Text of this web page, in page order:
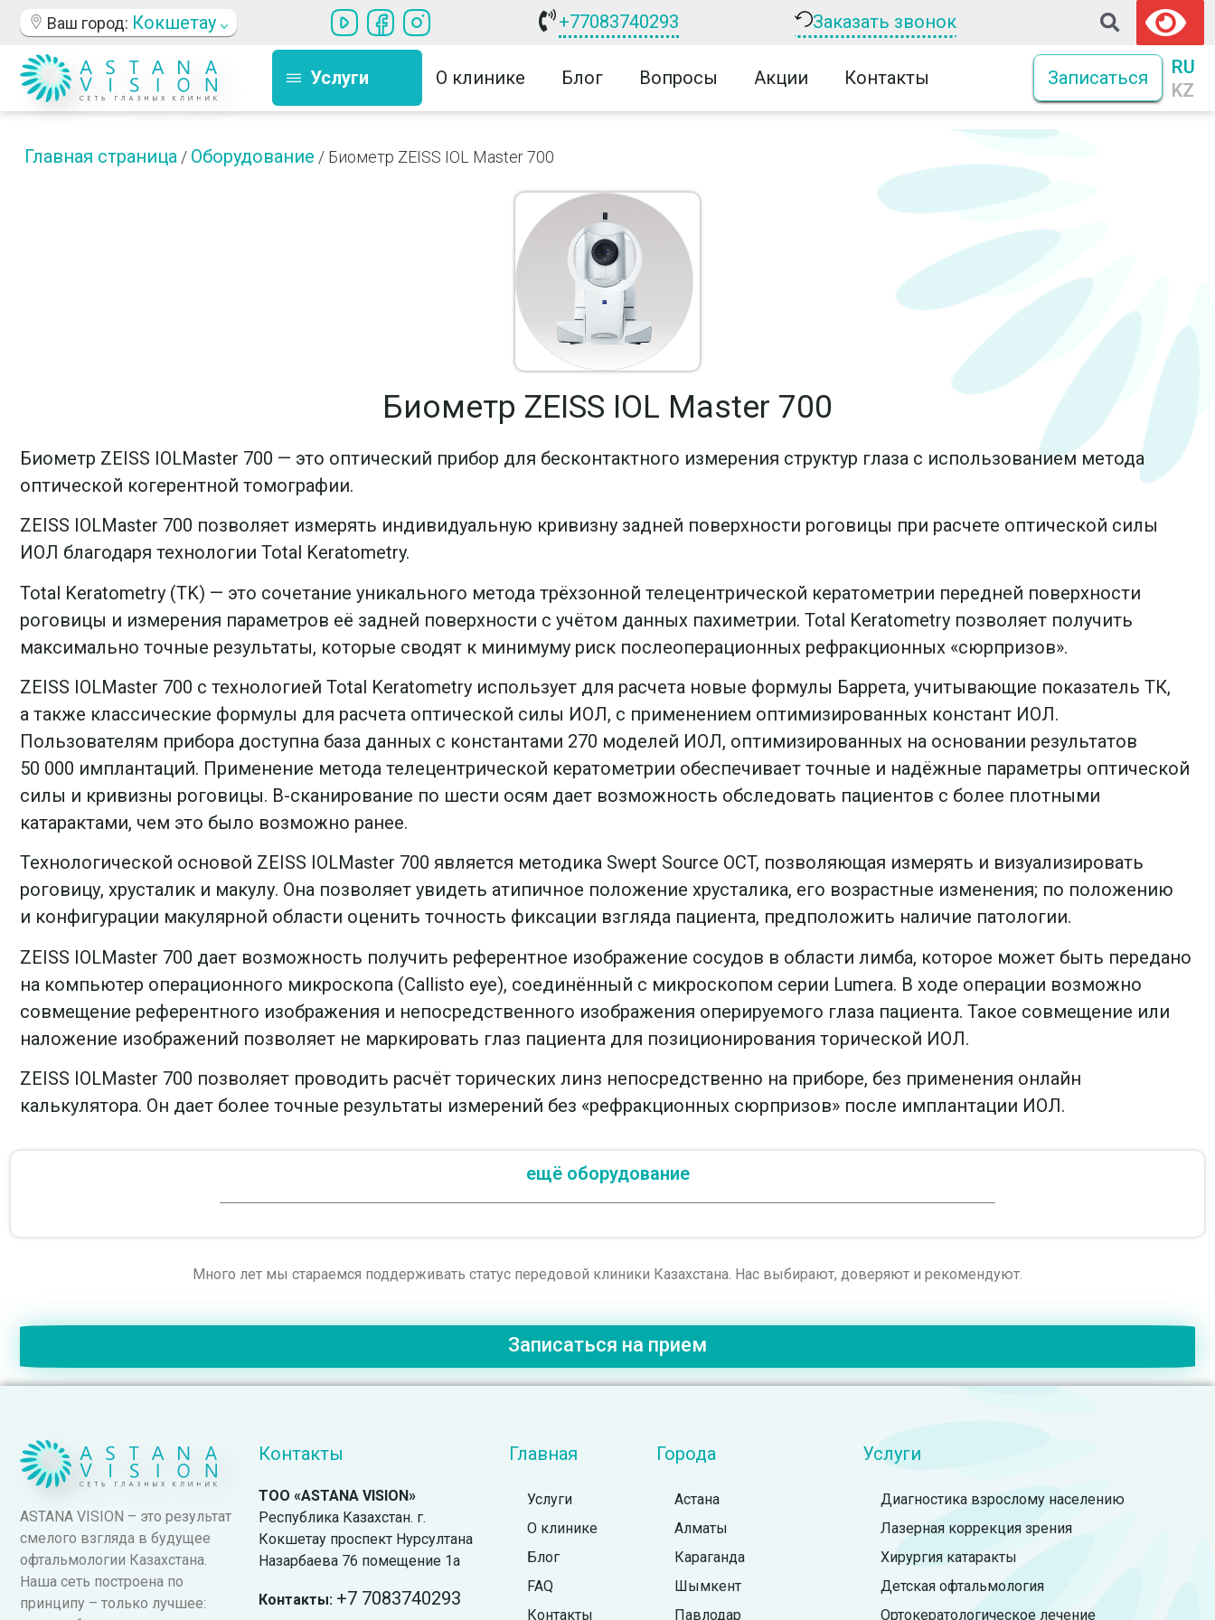
Ваш город: Кокшетау +77083740293 Заказать звонок
Услуги О клинике Блог Вопросы Акции Контакты Записаться
RU
KZ
Главная страница / Оборудование / Биометр ZEISS IOL Master 700
Биометр ZEISS IOL Master 700
Биометр ZEISS IOLMaster 700 — это оптический прибор для бесконтактного измерения структур глаза с использованием метода
оптической когерентной томографии.
ZEISS IOLMaster 700 позволяет измерять индивидуальную кривизну задней поверхности роговицы при расчете оптической силы
ИОЛ благодаря технологии Total Keratometry.
Total Keratometry (TK) — это сочетание уникального метода трёхзонной телецентрической кератометрии передней поверхности
роговицы и измерения параметров её задней поверхности с учётом данных пахиметрии. Total Keratometry позволяет получить
максимально точные результаты, которые сводят к минимуму риск послеоперационных рефракционных «сюрпризов».
ZEISS IOLMaster 700 с технологией Total Keratometry использует для расчета новые формулы Баррета, учитывающие показатель ТК,
а также классические формулы для расчета оптической силы ИОЛ, с применением оптимизированных констант ИОЛ.
Пользователям прибора доступна база данных с константами 270 моделей ИОЛ, оптимизированных на основании результатов
50 000 имплантаций. Применение метода телецентрической кератометрии обеспечивает точные и надёжные параметры оптической
силы и кривизны роговицы. В-сканирование по шести осям дает возможность обследовать пациентов с более плотными
катарактами, чем это было возможно ранее.
Технологической основой ZEISS IOLMaster 700 является методика Swept Source OCT, позволяющая измерять и визуализировать
роговицу, хрусталик и макулу. Она позволяет увидеть атипичное положение хрусталика, его возрастные изменения; по положению
и конфигурации макулярной области оценить точность фиксации взгляда пациента, предположить наличие патологии.
ZEISS IOLMaster 700 дает возможность получить референтное изображение сосудов в области лимба, которое может быть передано
на компьютер операционного микроскопа (Callisto eye), соединённый с микроскопом серии Lumera. В ходе операции возможно
совмещение референтного изображения и непосредственного изображения оперируемого глаза пациента. Такое совмещение или
наложение изображений позволяет не маркировать глаз пациента для позиционирования торической ИОЛ.
ZEISS IOLMaster 700 позволяет проводить расчёт торических линз непосредственно на приборе, без применения онлайн
калькулятора. Он дает более точные результаты измерений без «рефракционных сюрпризов» после имплантации ИОЛ.
ещё оборудование
Много лет мы стараемся поддерживать статус передовой клиники Казахстана. Нас выбирают, доверяют и рекомендуют.
Записаться на прием
ASTANA VISION – это результат
смелого взгляда в будущее
офтальмологии Казахстана.
Наша сеть построена по
принципу – только лучшее:
Контакты
ТОО «ASTANA VISION»
Республика Казахстан. г.
Кокшетау проспект Нурсултана
Назарбаева 76 помещение 1а
Контакты: +7 7083740293
Главная
Услуги
О клинике
Блог
FAQ
Контакты
Города
Астана
Алматы
Караганда
Шымкент
Павлодар
Услуги
Диагностика взрослому населению
Лазерная коррекция зрения
Хирургия катаракты
Детская офтальмология
Ортокератологическое лечение